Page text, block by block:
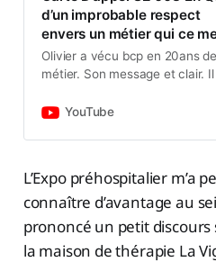
d’un improbable respect
envers un métier qui ce
Olivier a vécu bcp en 20ans de
métier. Son message et clair.
nousYouTube
L’Expo préhospitalier m’a
connaître d’avantage au
prononcé un petit
la maison de thérapie La